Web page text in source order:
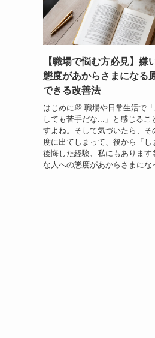
【職場で悩む方必見】嫌
態度があからさまになる
できる改善法
はじめに💭 職場や日常生活で
しても苦手だな...」と感じるこ
すよね。そして気づいたら、そ
度に出てしまって、後から「し
後悔した経験、私にもありま
な人への態度があからさまにな